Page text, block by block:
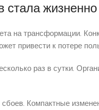
стала
на трансформации.
привести к потере
раз в сутки.
Компактные